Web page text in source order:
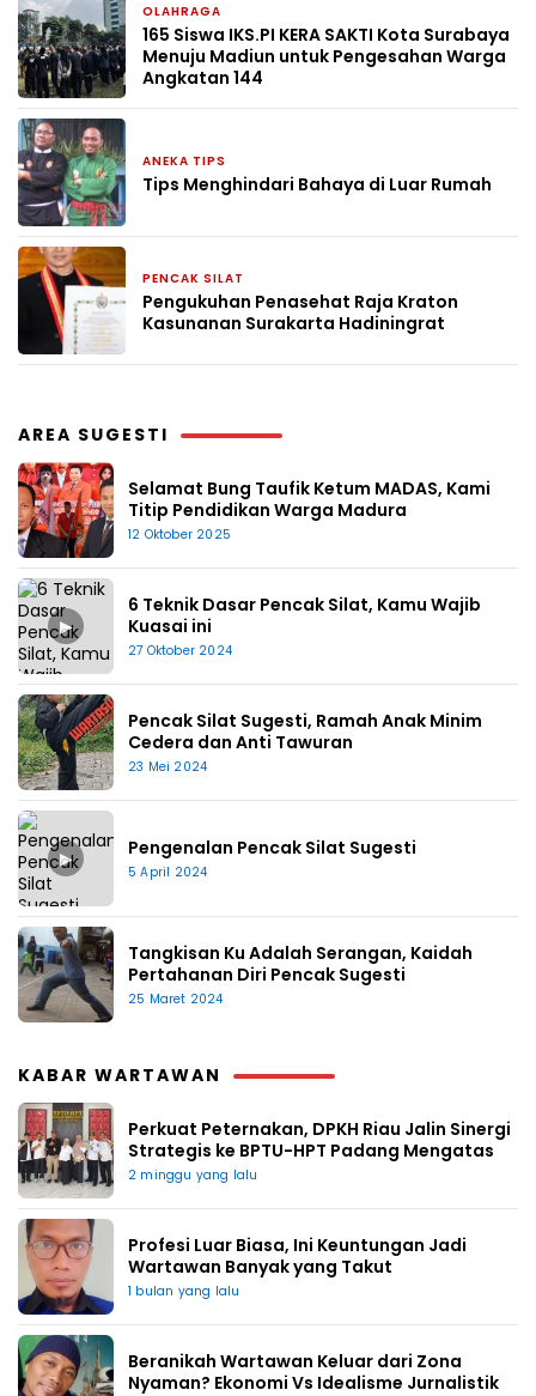
OLAHRAGA
165 Siswa IKS.PI KERA SAKTI Kota Surabaya
Menuju Madiun untuk Pengesahan Warga
Angkatan 144
ANEKA TIPS
Tips Menghindari Bahaya di Luar Rumah
PENCAK SILAT
Pengukuhan Penasehat Raja Kraton
Kasunanan Surakarta Hadiningrat
AREA SUGESTI
Selamat Bung Taufik Ketum MADAS, Kami
Titip Pendidikan Warga Madura
12 Oktober 2025
▶
6 Teknik Dasar Pencak Silat, Kamu Wajib
Kuasai ini
27 Oktober 2024
Pencak Silat Sugesti, Ramah Anak Minim
Cedera dan Anti Tawuran
23 Mei 2024
▶ Pengenalan Pencak Silat Sugesti
5 April 2024
Tangkisan Ku Adalah Serangan, Kaidah
Pertahanan Diri Pencak Sugesti
25 Maret 2024
KABAR WARTAWAN
Perkuat Peternakan, DPKH Riau Jalin Sinergi
Strategis ke BPTU-HPT Padang Mengatas
2 minggu yang lalu
Profesi Luar Biasa, Ini Keuntungan Jadi
Wartawan Banyak yang Takut
1 bulan yang lalu
Beranikah Wartawan Keluar dari Zona
Nyaman? Ekonomi Vs Idealisme Jurnalistik